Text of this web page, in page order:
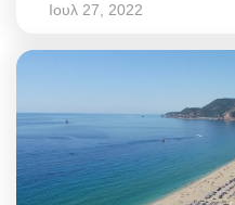
Ιουλ 27, 2022